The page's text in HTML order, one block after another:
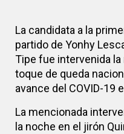
La candidata a la
partido de Yonhy
Tipe fue intervenida la
toque de queda
avance del COVID-19
La mencionada
la noche en el jirón